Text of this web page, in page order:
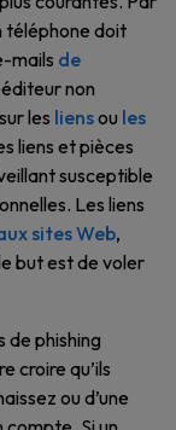
téléphone doit
mails de
non
les liensou les
liens et pièces
susceptible
Les liens
sites Web,
but est de voler
de phishing
croire qu’ils
ou d’une